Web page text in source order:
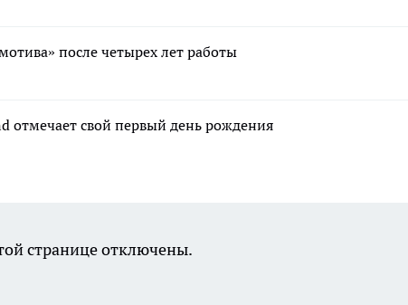
после четырех лет работы
отмечает свой первый день рождения
странице отключены.